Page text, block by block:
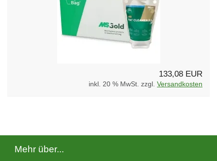
133,08 EUR
inkl. 20 % MwSt. zzgl. Versandkosten
Mehr über...